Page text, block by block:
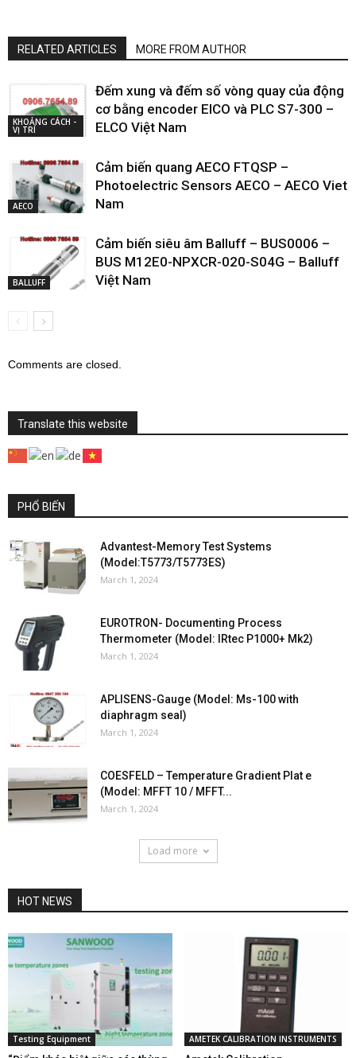
RELATED ARTICLES MORE FROM AUTHOR
KHOẢNG CÁCH -
VỊ TRÍ
Đếm xung và đếm số vòng quay của động
cơ bằng encoder ElCO và PLC S7-300 –
ELCO Việt Nam
AECO
Cảm biến quang AECO FTQSP –
Photoelectric Sensors AECO – AECO Viet
Nam
BALLUFF
Cảm biến siêu âm Balluff – BUS0006 –
BUS M12E0-NPXCR-020-S04G – Balluff
Việt Nam
Comments are closed.
Translate this website
PHỔ BIẾN
Advantest-Memory Test Systems
(Model:T5773/T5773ES)
March 1, 2024
EUROTRON- Documenting Process
Thermometer (Model: IRtec P1000+ Mk2)
March 1, 2024
APLISENS-Gauge (Model: Ms-100 with
diaphragm seal)
March 1, 2024
COESFELD – Temperature Gradient Plat e
(Model: MFFT 10 / MFFT...
March 1, 2024
Load more
HOT NEWS
Testing Equipment AMETEK CALIBRATION INSTRUMENTS